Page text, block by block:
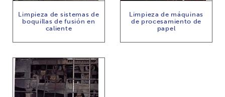
Limpieza de sistemas de
boquillas de fusión en
caliente
Limpieza de máquinas
de procesamiento de
papel